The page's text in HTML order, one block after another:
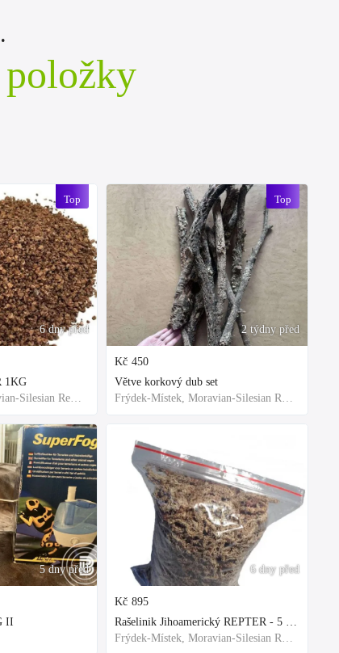
položky
6 dny před
Top
1KG
Frýdek-Místek, Moravian-Silesian Region,Others
5 dny před
II
2 týdny před
Top
Kč 450
Větve korkový dub set
Frýdek-Místek, Moravian-Silesian Region,Others
6 dny před
Kč 895
Rašelinik Jihoamerický REPTER - 5 balení - 500g -
Frýdek-Místek, Moravian-Silesian Region,Others